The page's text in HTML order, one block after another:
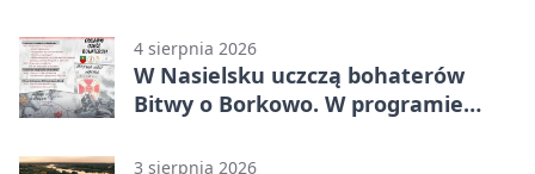
4 sierpnia 2026
W Nasielsku uczczą bohaterów
Bitwy o Borkowo. W programie
3 sierpnia 2026